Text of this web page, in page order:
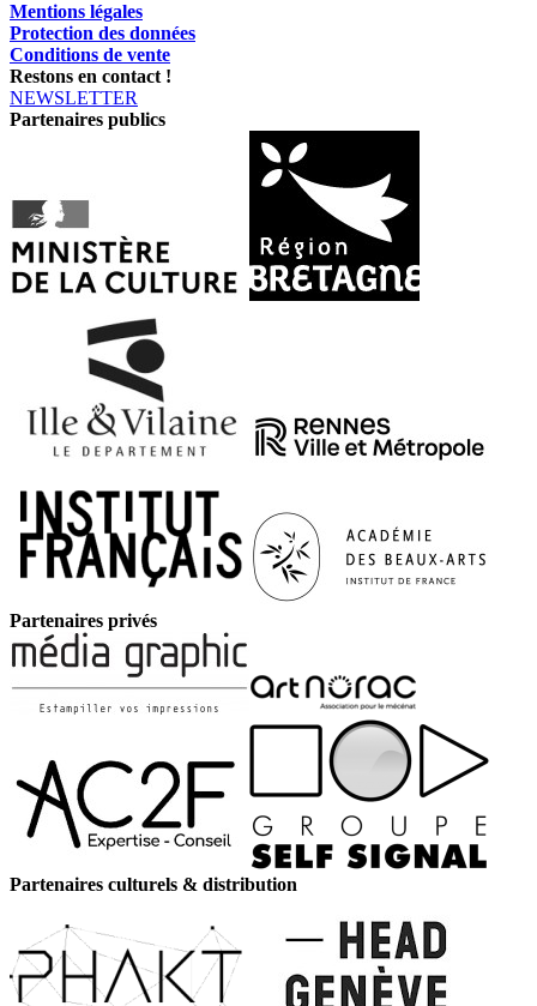
Mentions légales
Protection des données
Conditions de vente
Restons en contact !
NEWSLETTER
Partenaires publics
Partenaires privés
Partenaires culturels & distribution